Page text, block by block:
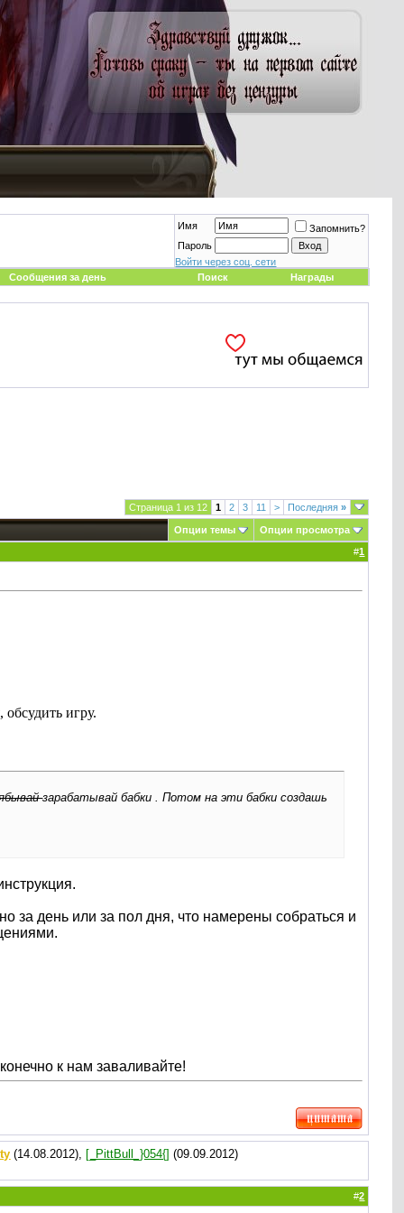
Имя
Запомнить?
Пароль
Войти через соц. сети
Сообщения за день
Поиск Награды
Страница 1 из 12 1 2 3 11 > Последняя»
Опции темы
Опции просмотра
#1
игру.
зарабатывай бабки . Потом на эти бабки создашь
за день или за пол дня, что намерены собраться и
к нам заваливайте!
(14.08.2012), [_PittBull_}054{] (09.09.2012)
#2